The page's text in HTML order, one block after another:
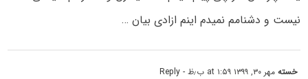
نیست و دشنامم نمیدم اینم ازادی بیان …
خستهمهر ۳۰, ۱۳۹۹ at ۱:۵۹ ب٫ظ - Reply